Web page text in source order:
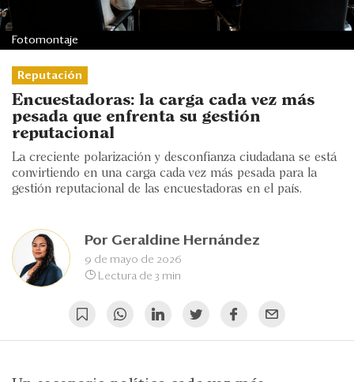
Economía y Finanzas
Legal y Política
Blogs
Ranking CEO
Edición Impresa
Reputación
Encuestadoras: la carga cada vez más
pesada que enfrenta su gestión
reputacional
La creciente polarización y desconfianza ciudadana se está
convirtiendo en una carga cada vez más pesada para la
gestión reputacional de las encuestadoras en el país.
Por Geraldine Hernández
9 de mayo de 2026
Lectura de 3 min
Fotomontaje